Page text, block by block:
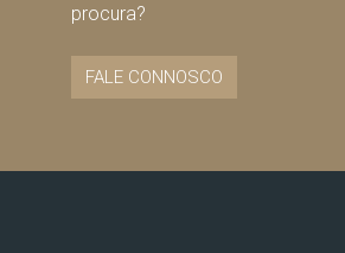
procura?
FALE CONNOSCO